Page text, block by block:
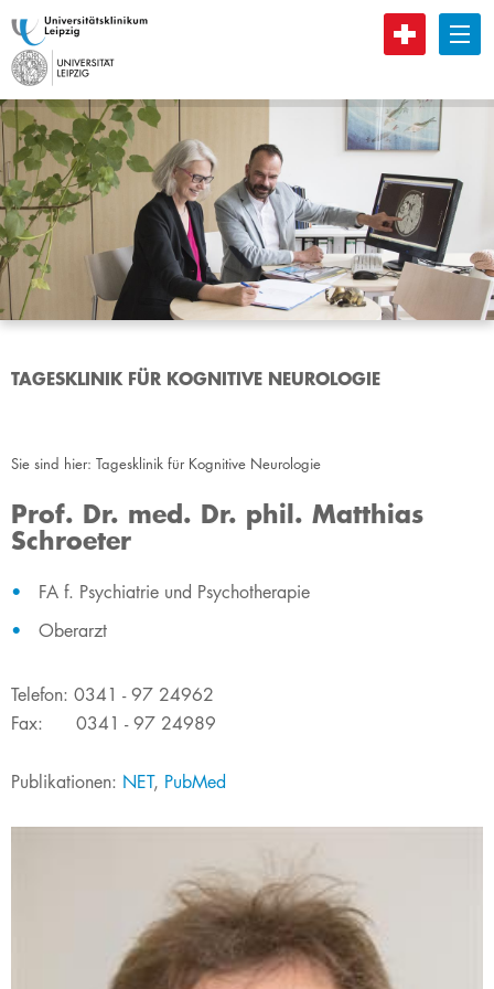
B
TAGESKLINIK FÜR KOGNITIVE NEUROLOGIE
Sie sind hier: Tagesklinik für Kognitive Neurologie
Prof. Dr. med. Dr. phil. Matthias
Schroeter
​FA f. Psychiatrie und Psychotherapie
Oberarzt
Telefon: 0341 - 97 24962
Fax: 0341 - 97 24989
Publikationen: NET, PubMed